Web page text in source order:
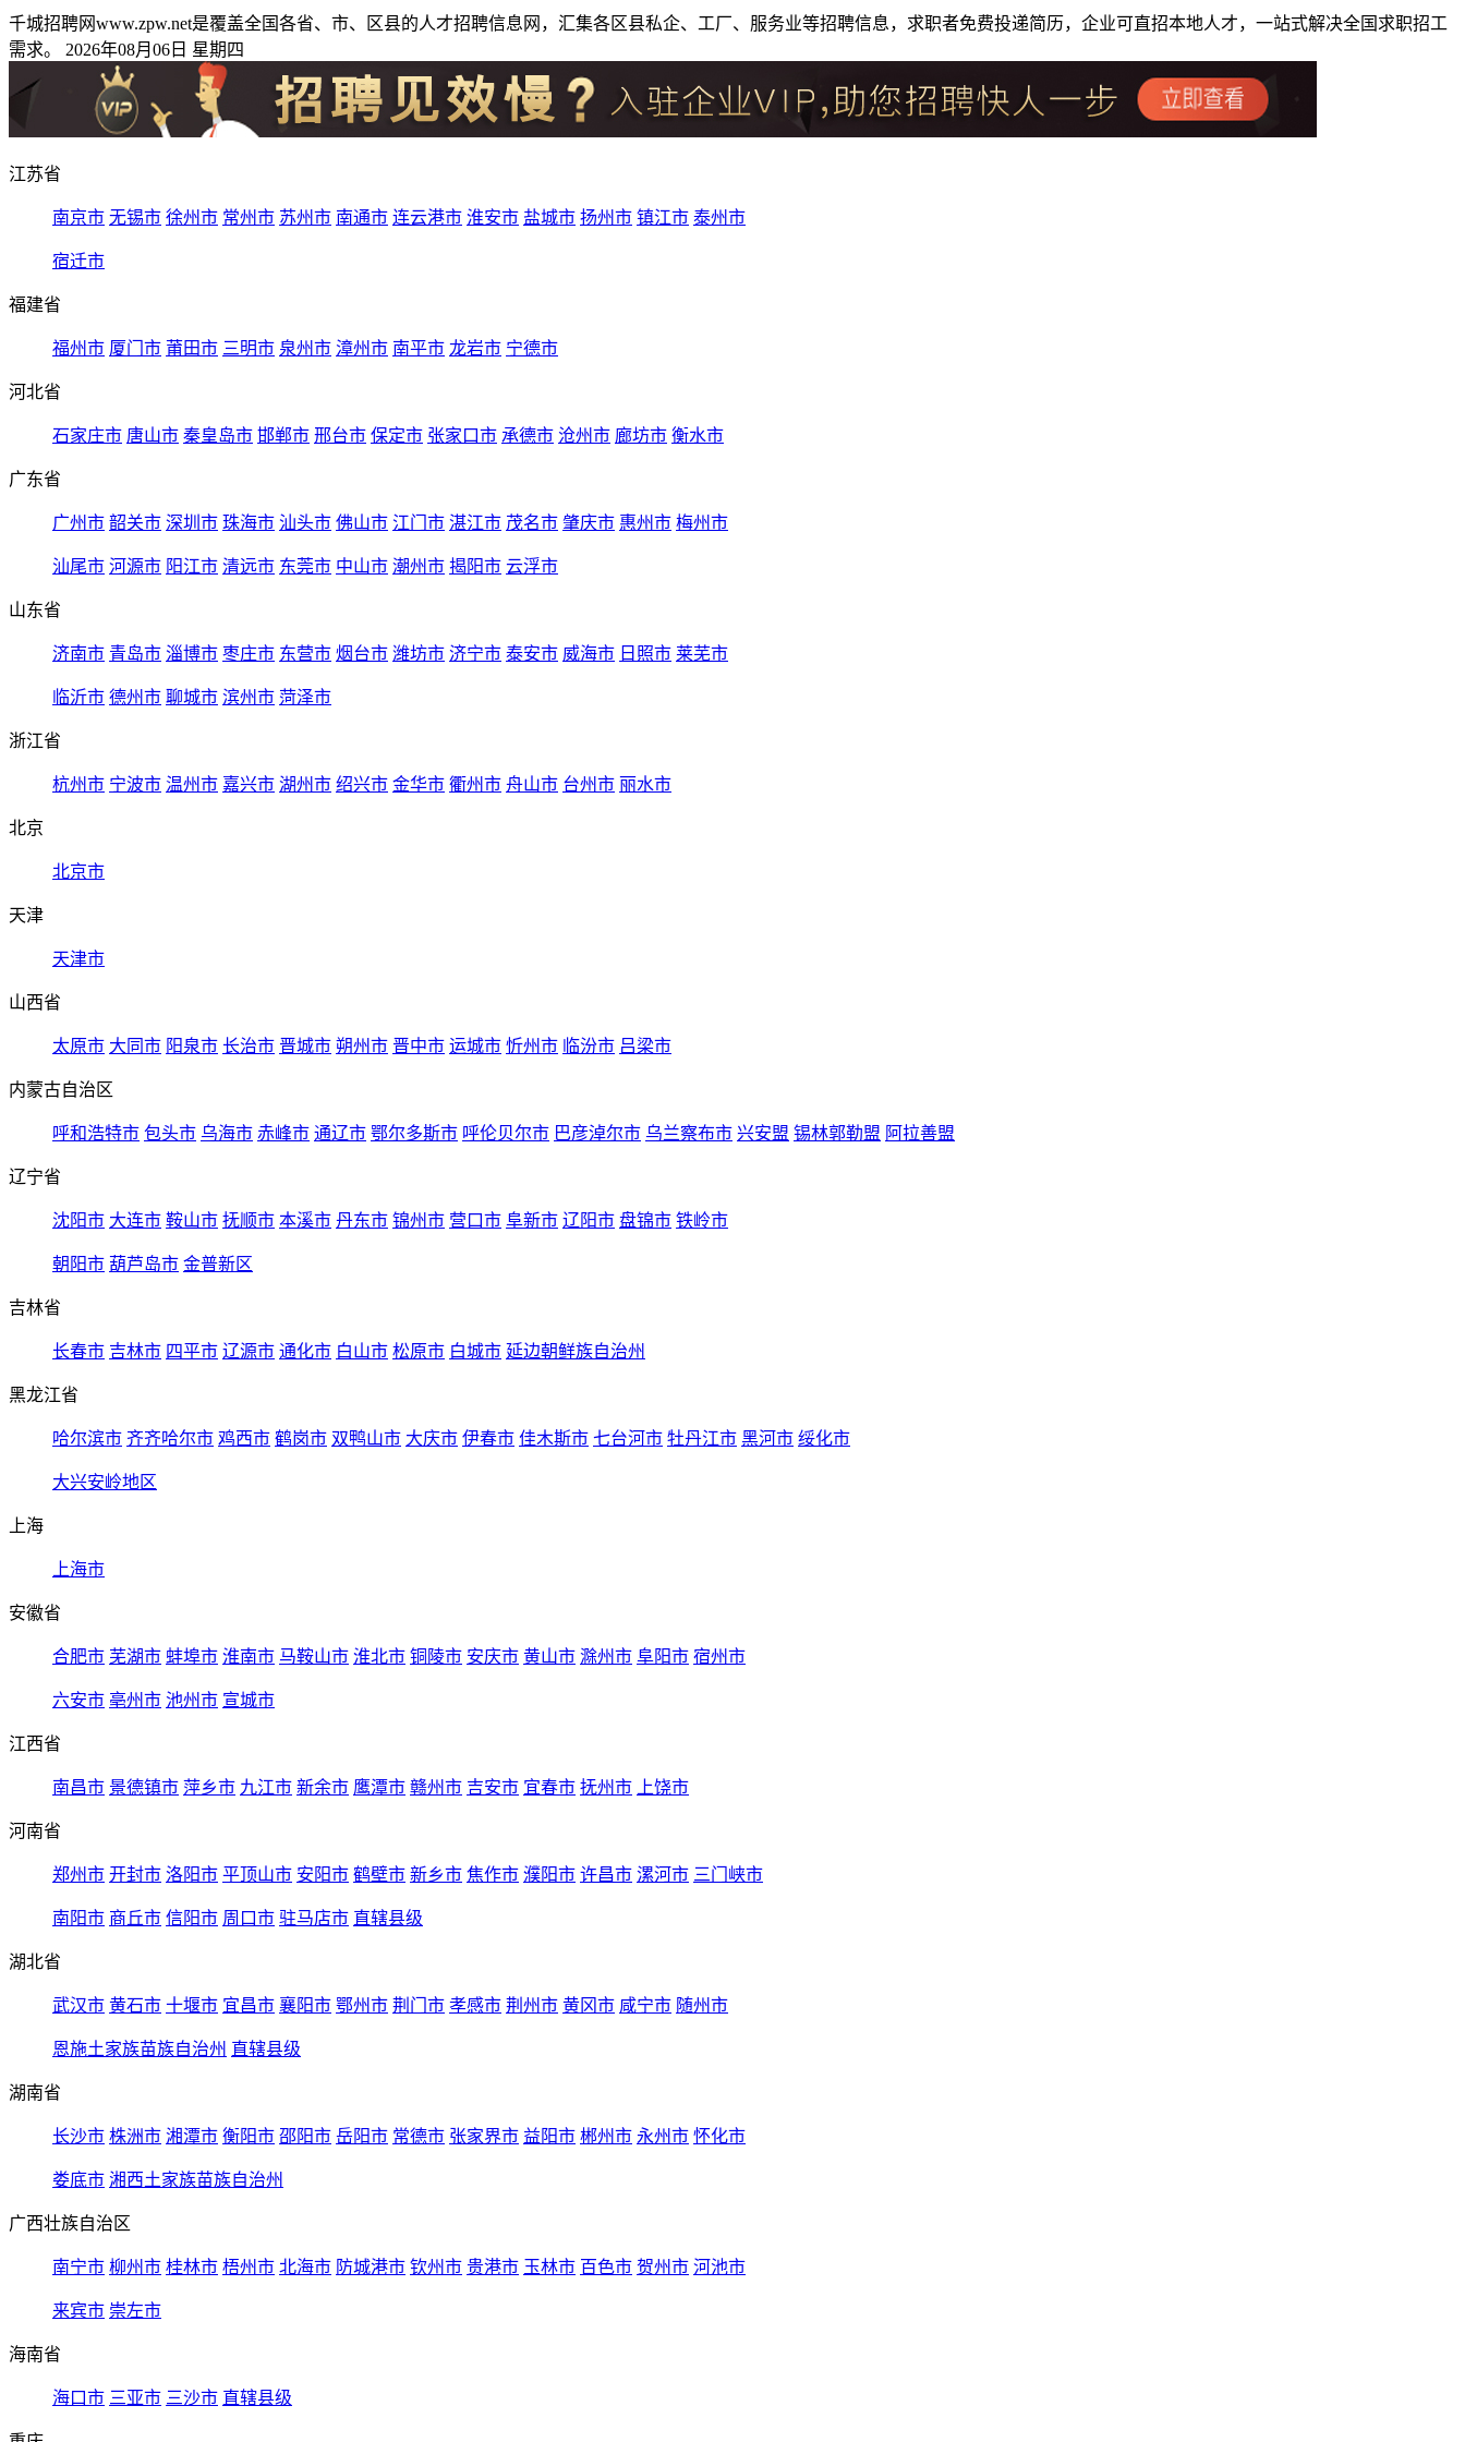
千城招聘网www.zpw.net是覆盖全国各省、市、区县的人才招聘信息网，汇集各区县私企、工厂、服务业等招聘信息，求职者免费投递简历，企业可直招本地人才，一站式解决全国求职招工
需求。 2026年08月06日 星期四
江苏省
南京市 无锡市 徐州市 常州市 苏州市 南通市 连云港市 淮安市 盐城市 扬州市 镇江市 泰州市
宿迁市
福建省
福州市 厦门市 莆田市 三明市 泉州市 漳州市 南平市 龙岩市 宁德市
河北省
石家庄市 唐山市 秦皇岛市 邯郸市 邢台市 保定市 张家口市 承德市 沧州市 廊坊市 衡水市
广东省
广州市 韶关市 深圳市 珠海市 汕头市 佛山市 江门市 湛江市 茂名市 肇庆市 惠州市 梅州市
汕尾市 河源市 阳江市 清远市 东莞市 中山市 潮州市 揭阳市 云浮市
山东省
济南市 青岛市 淄博市 枣庄市 东营市 烟台市 潍坊市 济宁市 泰安市 威海市 日照市 莱芜市
临沂市 德州市 聊城市 滨州市 菏泽市
浙江省
杭州市 宁波市 温州市 嘉兴市 湖州市 绍兴市 金华市 衢州市 舟山市 台州市 丽水市
北京
北京市
天津
天津市
山西省
太原市 大同市 阳泉市 长治市 晋城市 朔州市 晋中市 运城市 忻州市 临汾市 吕梁市
内蒙古自治区
呼和浩特市 包头市 乌海市 赤峰市 通辽市 鄂尔多斯市 呼伦贝尔市 巴彦淖尔市 乌兰察布市 兴安盟 锡林郭勒盟 阿拉善盟
辽宁省
沈阳市 大连市 鞍山市 抚顺市 本溪市 丹东市 锦州市 营口市 阜新市 辽阳市 盘锦市 铁岭市
朝阳市 葫芦岛市 金普新区
吉林省
长春市 吉林市 四平市 辽源市 通化市 白山市 松原市 白城市 延边朝鲜族自治州
黑龙江省
哈尔滨市 齐齐哈尔市 鸡西市 鹤岗市 双鸭山市 大庆市 伊春市 佳木斯市 七台河市 牡丹江市 黑河市 绥化市
大兴安岭地区
上海
上海市
安徽省
合肥市 芜湖市 蚌埠市 淮南市 马鞍山市 淮北市 铜陵市 安庆市 黄山市 滁州市 阜阳市 宿州市
六安市 亳州市 池州市 宣城市
江西省
南昌市 景德镇市 萍乡市 九江市 新余市 鹰潭市 赣州市 吉安市 宜春市 抚州市 上饶市
河南省
郑州市 开封市 洛阳市 平顶山市 安阳市 鹤壁市 新乡市 焦作市 濮阳市 许昌市 漯河市 三门峡市
南阳市 商丘市 信阳市 周口市 驻马店市 直辖县级
湖北省
武汉市 黄石市 十堰市 宜昌市 襄阳市 鄂州市 荆门市 孝感市 荆州市 黄冈市 咸宁市 随州市
恩施土家族苗族自治州 直辖县级
湖南省
长沙市 株洲市 湘潭市 衡阳市 邵阳市 岳阳市 常德市 张家界市 益阳市 郴州市 永州市 怀化市
娄底市 湘西土家族苗族自治州
广西壮族自治区
南宁市 柳州市 桂林市 梧州市 北海市 防城港市 钦州市 贵港市 玉林市 百色市 贺州市 河池市
来宾市 崇左市
海南省
海口市 三亚市 三沙市 直辖县级